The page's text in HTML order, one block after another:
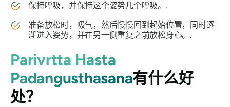
保持呼吸，并保持这个姿势几个呼吸。.
准备放松时，吸气，然后慢慢回到起始位置，同时逐
渐进入姿势，并在另一侧重复之前放松身心。.
Parivrtta Hasta
Padangusthasana有什么好
处？